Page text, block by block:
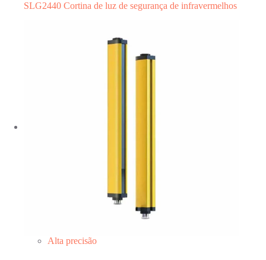
SLG2440 Cortina de luz de segurança de infravermelhos
Alta precisão